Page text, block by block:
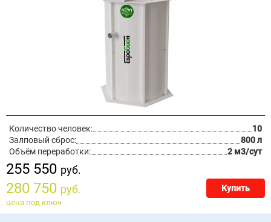
Количество человек:
10
Залповый сброс:
800 л
Объём переработки:
2 м3/сут
255 550 руб.
280 750 руб. Купить
цена под ключ